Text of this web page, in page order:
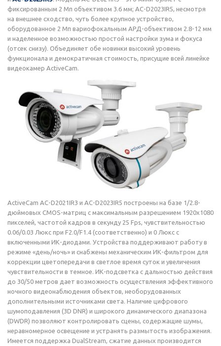
фиксированным 2 Мп объективом 3.6 мм; AC-D2023IR5, несмотря
на внешнее сходство, чуть более крупное устройство,
оборудованное 2 Мп вариофокальным АРД-объективом 2.8-12 мм
и наделенное возможностью простой настройки зума и фокуса
(отсек снизу). Объединяет обе новинки высокий уровень
функционала и демократичная стоимость, присущие всей линейке
видеокамер ActiveCam.
ActiveCam AC-D2021IR3 и AC-D2023IR5 построены на базе 1/2.8-
дюймовых CMOS-матриц с максимальным разрешением 1920x1080
пикселей, частотой кадров в секунду 25 Fps, чувствительностью
0.06/0.03 Люкс при F2.0/F1.4 (соответственно) и 0 Люкс с
включенными ИК-диодами. Устройства поддерживают работу в
режиме «день/ночь» и снабжены механическим ИК-фильтром для
коррекции цветопередачи в светлое время суток и увеличения
чувствительности в темное. ИК-подсветка с дальностью действия
до 30/50 метров дает возможность осуществления эффективного
ночного видеонаблюдения объектов, необорудованных
дополнительными источниками света. Наличие цифрового
шумоподавления (3D DNR) и широкого динамического диапазона
(DWDR) позволяют контролировать сцены, содержащие шумы,
неравномерное освещение и устранять размытость изображения.
Имеется поддержка DualStream, сжатие данных производится